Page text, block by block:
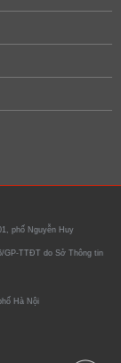
phố Nguyễn Huy
GP-TTĐT do Sở Thông tin
Hà Nội